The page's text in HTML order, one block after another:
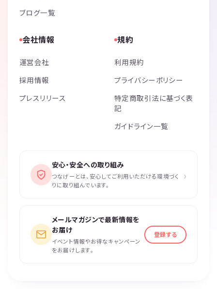
ブログ一覧
会社情報
運営会社
採用情報
プレスリリース
規約
利用規約
プライバシーポリシー
特定商取引法に基づく表
記
ガイドライン一覧
安心・安全への取り組み
つなげーとは、安心してご利用いただける環境づく
りに取り組んでいます。
›
メールマガジンで最新情報を
お届け
イベント情報やお得なキャンペーン
をお届けします。
登録する